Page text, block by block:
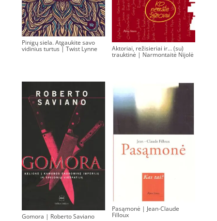
Pinigų siela. Atgaukite savo
vidinius turtus | Twist Lynne Aktoriai, režisieriai ir… (su)
trauktinė | Narmontaitė Nijolė
Gomora | Roberto Saviano
Pasąmonė | Jean-Claude
Filloux